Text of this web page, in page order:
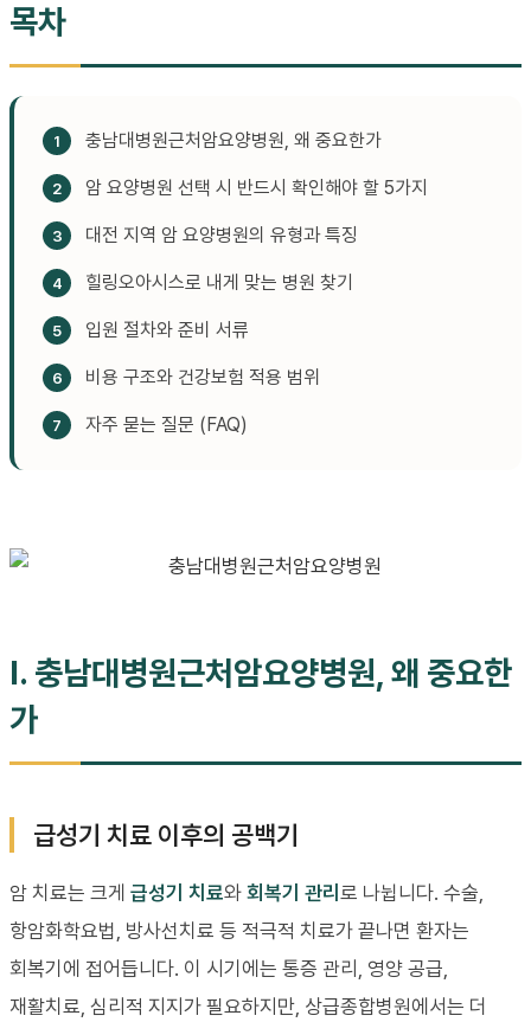
목차
충남대병원근처암요양병원, 왜 중요한가
암 요양병원 선택 시 반드시 확인해야 할 5가지
대전 지역 암 요양병원의 유형과 특징
힐링오아시스로 내게 맞는 병원 찾기
입원 절차와 준비 서류
비용 구조와 건강보험 적용 범위
자주 묻는 질문 (FAQ)
I. 충남대병원근처암요양병원, 왜 중요한
가
급성기 치료 이후의 공백기
암 치료는 크게 급성기 치료와 회복기 관리 로 나뉩니다. 수술,
항암화학요법, 방사선치료 등 적극적 치료가 끝나면 환자는
회복기에 접어듭니다. 이 시기에는 통증 관리, 영양 공급,
재활치료, 심리적 지지가 필요하지만, 상급종합병원에서는 더